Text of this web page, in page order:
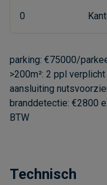
0
parking: €75000/
>200m²: 2 ppl
aansluiting
branddetectie: €2800
BTW
Technisch